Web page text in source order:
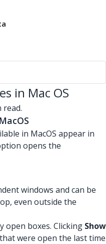
in Mac OS
read.
in MacOS appear in
opens the
windows and can be
even outside the
open boxes. Clicking Show
were open the last time